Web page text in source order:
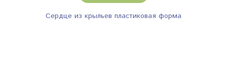
Сердце из крыльев пластиковая форма